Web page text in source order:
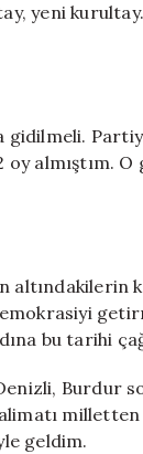
yeni
gidilmeli.
almıştım.
altındakilerin
bu tarihi
Burdur
milletten
geldim.